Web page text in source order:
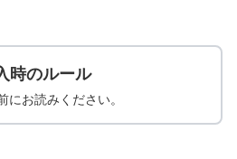
時のルール
にお読みください。